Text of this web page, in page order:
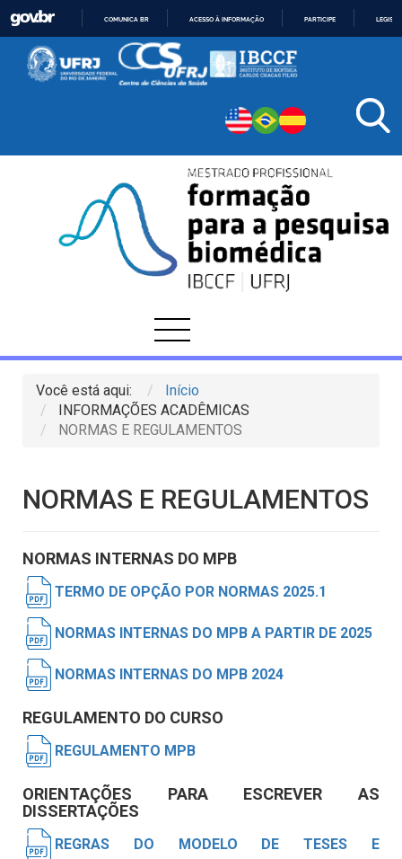
PARA
O
CONTEÚDO
COMUNICA BR ACESSO À INFORMAÇÃO PARTICIPE
Você está aqui:
Início
INFORMAÇÕES ACADÊMICAS
NORMAS E REGULAMENTOS
NORMAS E REGULAMENTOS
NORMAS INTERNAS DO MPB
TERMO DE OPÇÃO POR NORMAS 2025.1
NORMAS INTERNAS DO MPB A PARTIR DE 2025
NORMAS INTERNAS DO MPB 2024
REGULAMENTO DO CURSO
REGULAMENTO MPB
ORIENTAÇÕES PARA ESCREVER AS
DISSERTAÇÕES
REGRAS DO MODELO DE TESES E